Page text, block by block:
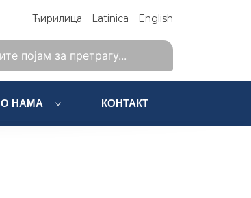
Ћирилица Latinica English
О НАМА КОНТАКТ